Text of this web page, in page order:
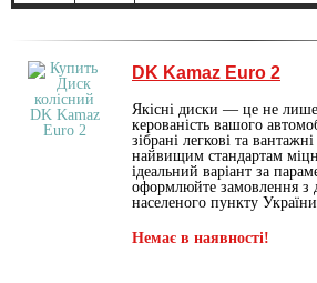
DK Kamaz Euro 2
Якісні диски — це не лише
керованість вашого
зібрані легкові та
найвищим стандартам
ідеальний варіант за
оформлюйте замовлення з
населеного пункту України.
Немає в наявності!